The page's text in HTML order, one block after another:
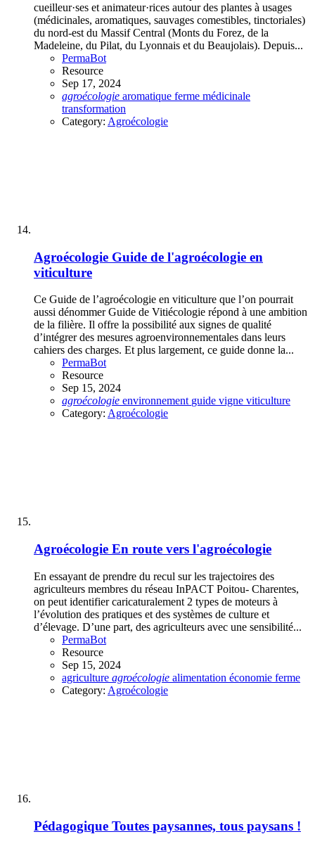
cueilleur·ses et animateur·rices autour des plantes à usages
(médicinales, aromatiques, sauvages comestibles, tinctoriales)
du nord-est du Massif Central (Monts du Forez, de la
Madeleine, du Pilat, du Lyonnais et du Beaujolais). Depuis...
PermaBot
Resource
Sep 17, 2024
agroécologie aromatique ferme médicinale
transformation
Category: Agroécologie
Agroécologie Guide de l'agroécologie en
viticulture
Ce Guide de l’agroécologie en viticulture que l’on pourrait
aussi dénommer Guide de Vitiécologie répond à une ambition
de la filière. Il offre la possibilité aux signes de qualité
d’intégrer des mesures agroenvironnementales dans leurs
cahiers des charges. Et plus largement, ce guide donne la...
PermaBot
Resource
Sep 15, 2024
agroécologie environnement guide vigne viticulture
Category: Agroécologie
Agroécologie En route vers l'agroécologie
En essayant de prendre du recul sur les trajectoires des
agriculteurs membres du réseau InPACT Poitou- Charentes,
on peut identifier caricaturalement 2 types de moteurs à
l’évolution des pratiques et des systèmes de culture et
d’élevage. D’une part, des agriculteurs avec une sensibilité...
PermaBot
Resource
Sep 15, 2024
agriculture agroécologie alimentation économie ferme
Category: Agroécologie
Pédagogique Toutes paysannes, tous paysans !